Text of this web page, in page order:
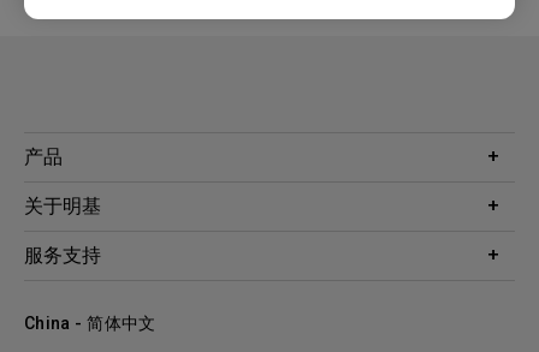
产品
投影机
WiT智能灯
关于明基
公司简介
企业社会责任
服务支持
档案下载与常见问题
China - 简体中文